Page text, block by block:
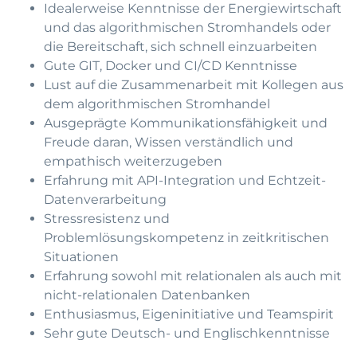
Idealerweise Kenntnisse der Energiewirtschaft
und das algorithmischen Stromhandels oder
die Bereitschaft, sich schnell einzuarbeiten
Gute GIT, Docker und CI/CD Kenntnisse
Lust auf die Zusammenarbeit mit Kollegen aus
dem algorithmischen Stromhandel
Ausgeprägte Kommunikationsfähigkeit und
Freude daran, Wissen verständlich und
empathisch weiterzugeben
Erfahrung mit API-Integration und Echtzeit-
Datenverarbeitung
Stressresistenz und
Problemlösungskompetenz in zeitkritischen
Situationen
Erfahrung sowohl mit relationalen als auch mit
nicht-relationalen Datenbanken
Enthusiasmus, Eigeninitiative und Teamspirit
Sehr gute Deutsch- und Englischkenntnisse